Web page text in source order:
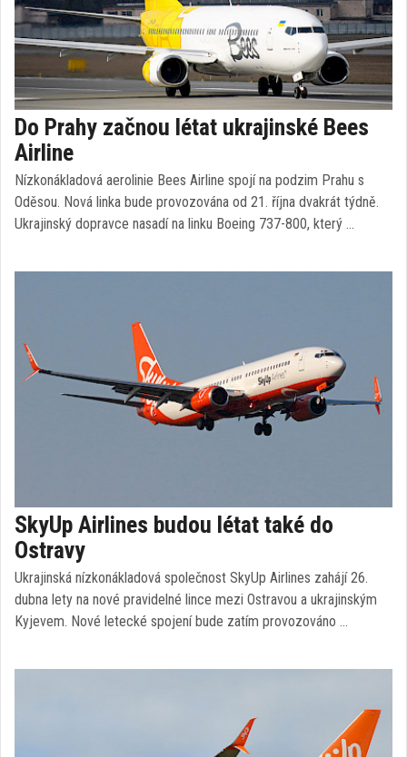
Do Prahy začnou létat ukrajinské Bees
Airline
Nízkonákladová aerolinie Bees Airline spojí na podzim Prahu s
Oděsou. Nová linka bude provozována od 21. října dvakrát týdně.
Ukrajinský dopravce nasadí na linku Boeing 737-800, který …
SkyUp Airlines budou létat také do
Ostravy
Ukrajinská nízkonákladová společnost SkyUp Airlines zahájí 26.
dubna lety na nové pravidelné lince mezi Ostravou a ukrajinským
Kyjevem. Nové letecké spojení bude zatím provozováno …